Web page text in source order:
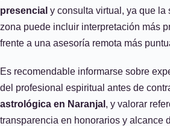
presencial y consulta virtual, ya que la
zona puede incluir interpretación más
frente a una asesoría remota más
Es recomendable informarse sobre
del profesional espiritual antes de
astrológica en Naranjal , y valorar
transparencia en honorarios y alcance